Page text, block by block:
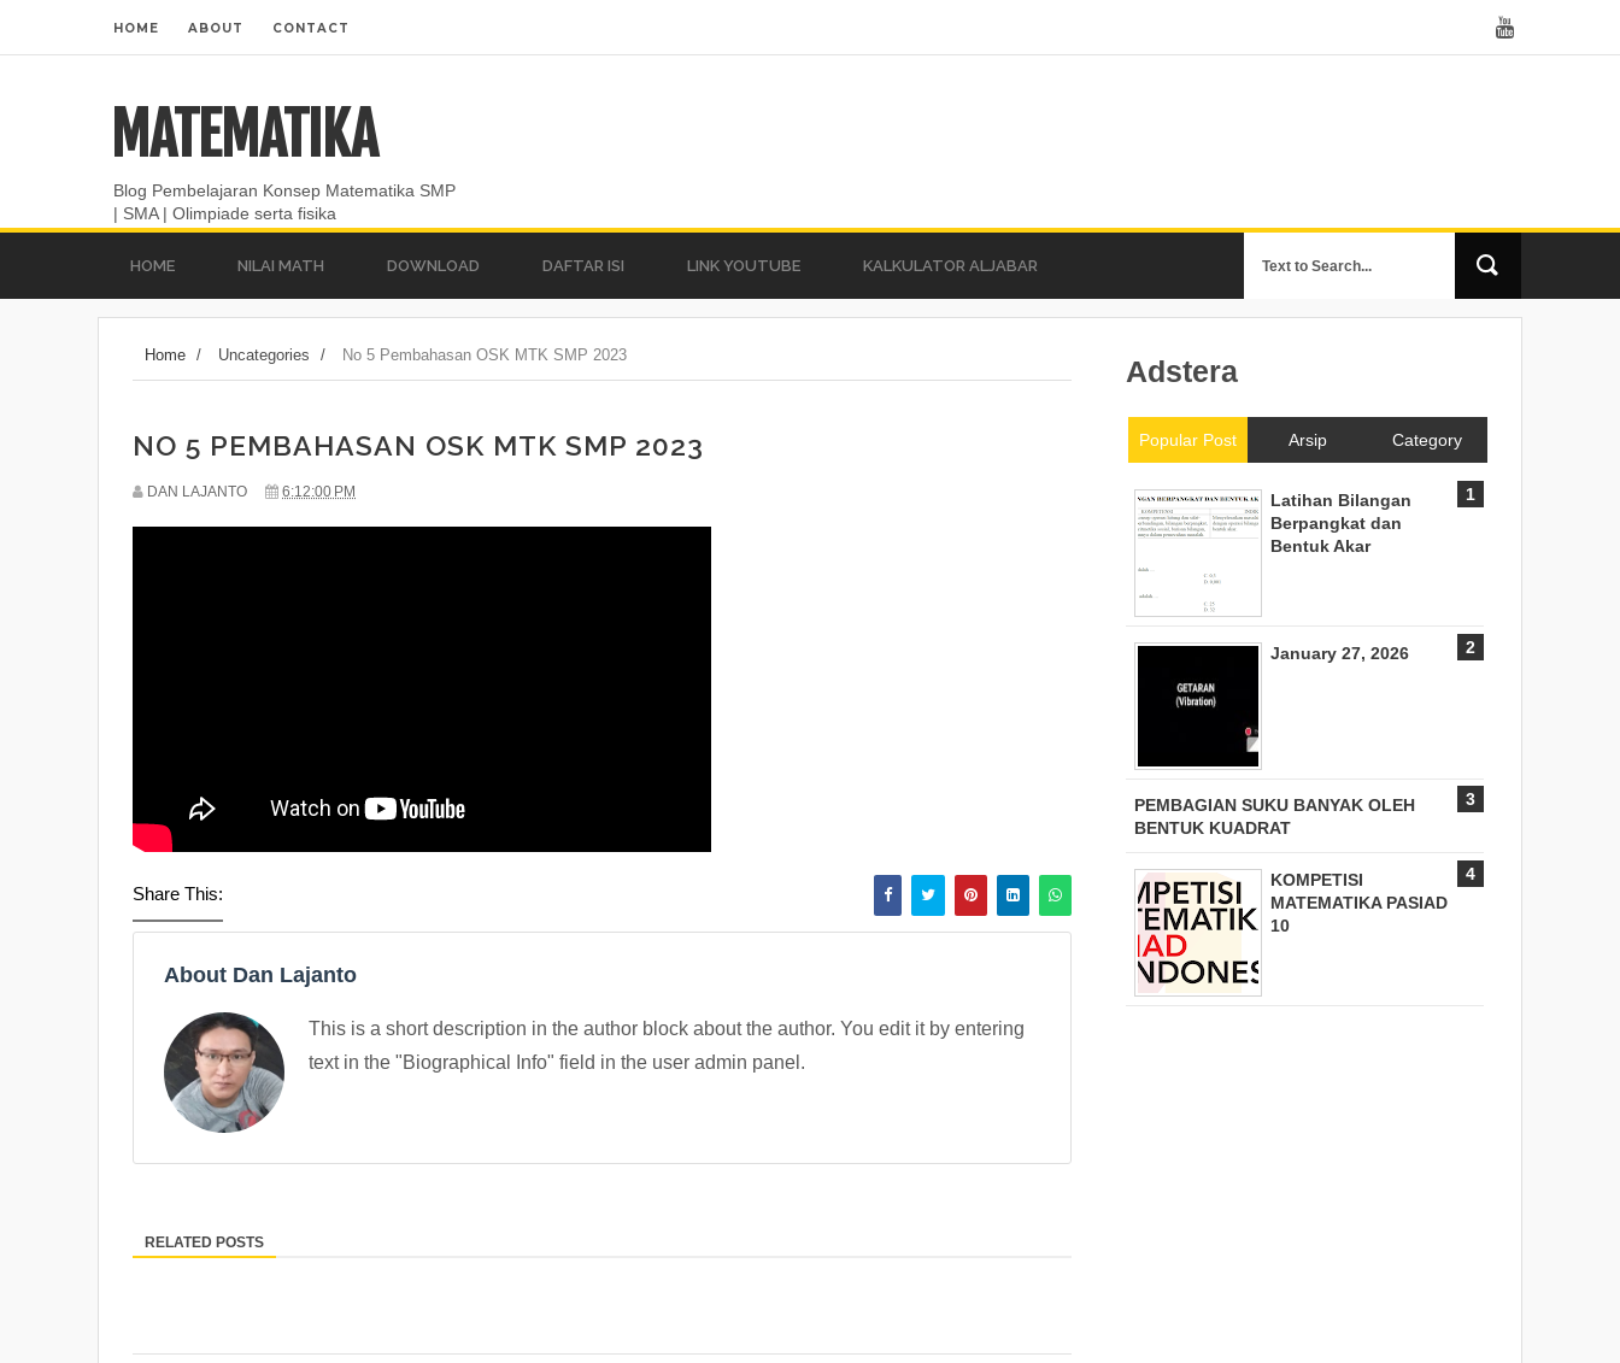
HOME ABOUT CONTACT
MATEMATIKA
Blog Pembelajaran Konsep Matematika SMP
| SMA | Olimpiade serta fisika
HOME NILAI MATH DOWNLOAD DAFTAR ISI LINK YOUTUBE KALKULATOR ALJABAR
Home / Uncategories / No 5 Pembahasan OSK MTK SMP 2023
NO 5 PEMBAHASAN OSK MTK SMP 2023
DAN LAJANTO 6:12:00 PM
Share This:
About Dan Lajanto
This is a short description in the author block about the author. You edit it by entering
text in the "Biographical Info" field in the user admin panel.
RELATED POSTS
Adstera
Popular Post Arsip Category
Latihan Bilangan
Berpangkat dan
Bentuk Akar
January 27, 2026
PEMBAGIAN SUKU BANYAK OLEH
BENTUK KUADRAT
KOMPETISI
MATEMATIKA PASIAD
10